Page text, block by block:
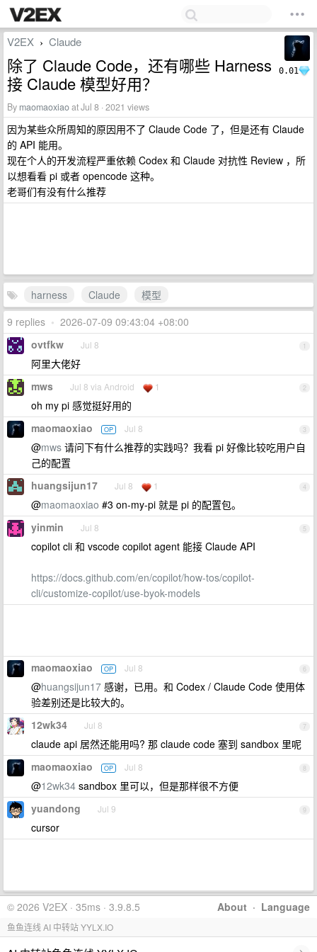
0.01
V2EX › Claude
除了 Claude Code，还有哪些 Harness
接 Claude 模型好用？
By maomaoxiaoat Jul 8 · 2021 views
因为某些众所周知的原因用不了 Claude Code 了，但是还有 Claude
的 API 能用。
现在个人的开发流程严重依赖 Codex 和 Claude 对抗性 Review ，所
以想看看 pi 或者 opencode 这种。
老哥们有没有什么推荐
harness Claude
模型
9 replies • 2026-07-09 09:43:04 +08:00
1
ovtfkw Jul 8
阿里大佬好
2
mws Jul 8 via Android 1
oh my pi 感觉挺好用的
3
maomaoxiao OP Jul 8
@mws 请问下有什么推荐的实践吗？我看 pi 好像比较吃用户自
己的配置
4
huangsijun17 Jul 8 1
@maomaoxiao #3 on-my-pi 就是 pi 的配置包。
5
yinmin Jul 8
copilot cli 和 vscode copilot agent 能接 Claude API
https://docs.github.com/en/copilot/how-tos/copilot-
cli/customize-copilot/use-byok-models
6
maomaoxiao OP Jul 8
@huangsijun17 感谢，已用。和 Codex / Claude Code 使用体
验差别还是比较大的。
7
12wk34 Jul 8
claude api 居然还能用吗? 那 claude code 塞到 sandbox 里呢
8
maomaoxiao OP Jul 8
@12wk34 sandbox 里可以，但是那样很不方便
9
yuandong Jul 9
cursor
About · Language
© 2026 V2EX · 35ms · 3.9.8.5
鱼鱼连线 AI 中转站 YYLX.IO